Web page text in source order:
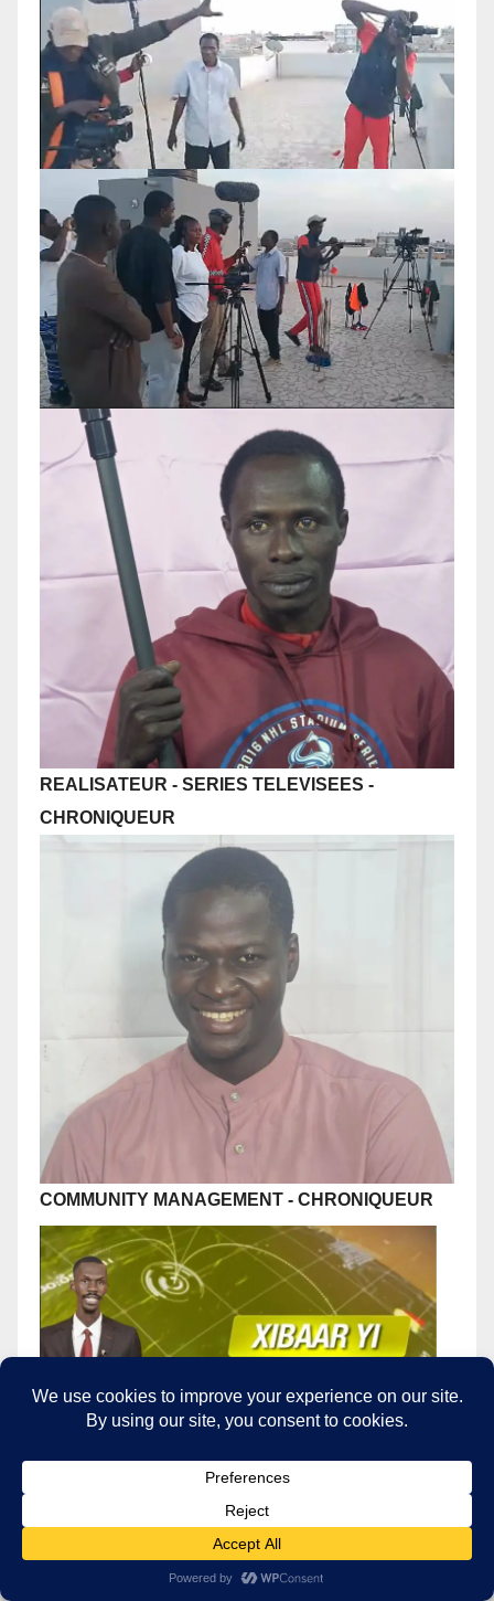
REALISATEUR - SERIES TELEVISEES -
CHRONIQUEUR
COMMUNITY MANAGEMENT - CHRONIQUEUR
PRESENTATEUR - CHRONIQUEUR